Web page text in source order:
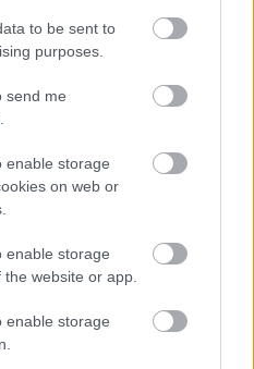
to be sent to
purposes.
send me
enable storage
on web or
enable storage
website or app.
enable storage
gát
-1976
of' - Hitler
1921-ben!